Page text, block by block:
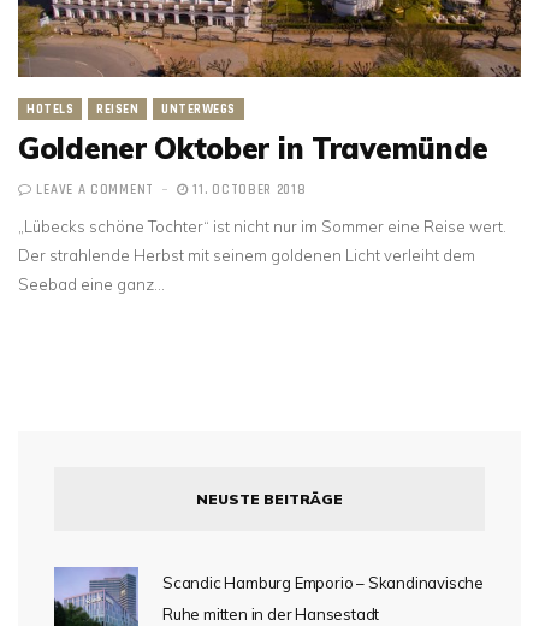
HOTELS REISEN UNTERWEGS
Goldener Oktober in Travemünde
LEAVE A COMMENT 11. OCTOBER 2018
„Lübecks schöne Tochter“ ist nicht nur im Sommer eine Reise wert.
Der strahlende Herbst mit seinem goldenen Licht verleiht dem
Seebad eine ganz…
NEUSTE BEITRÄGE
Scandic Hamburg Emporio – Skandinavische
Ruhe mitten in der Hansestadt